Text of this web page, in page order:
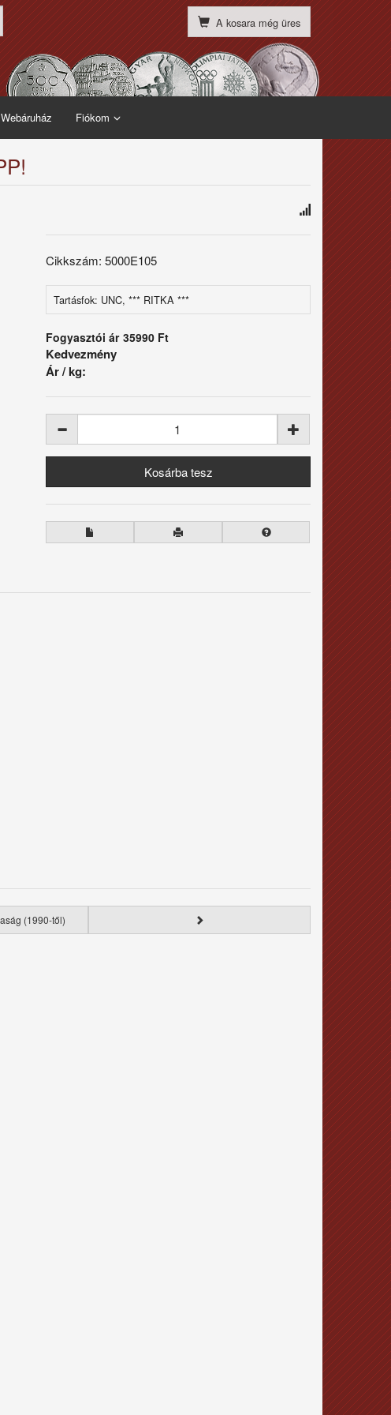
A kosara még üres
Webáruház Fiókom
Cikkszám: 5000E105
Tartásfok: UNC, *** RITKA ***
Fogyasztói ár 35990 Ft
Kedvezmény
Ár / kg:
(1990-től)